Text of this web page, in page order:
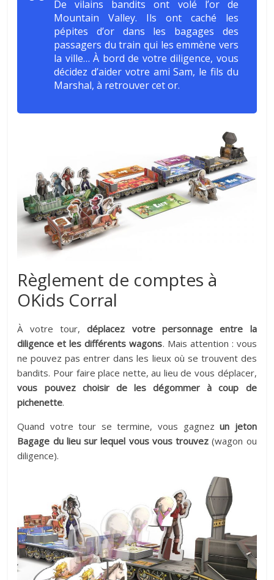
De vilains bandits ont volé l’or de
Mountain Valley. Ils ont caché les
pépites d’or dans les bagages des
passagers du train qui les emmène vers
la ville… À bord de votre diligence, vous
décidez d’aider votre ami Sam, le fils du
Marshal, à retrouver cet or.
Règlement de comptes à
OKids Corral
À votre tour,déplacez votre personnage entre la
diligence et les différents wagons. Mais attention : vous
ne pouvez pas entrer dans les lieux où se trouvent des
bandits. Pour faire place nette, au lieu de vous déplacer,
vous pouvez choisir de les dégommer à coup de
pichenette.
Quand votre tour se termine, vous gagnezun jeton
Bagage du lieu sur lequel vous vous trouvez (wagon ou
diligence).